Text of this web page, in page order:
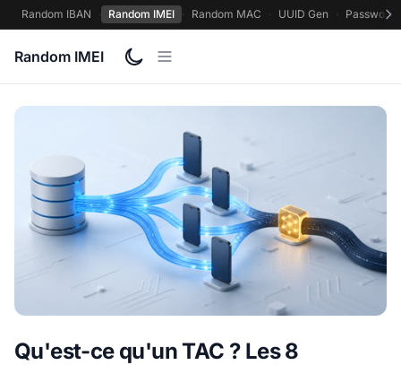
Random IBAN · Random IMEI · Random MAC · UUID Gen · Password
Random IMEI
Qu'est-ce qu'un TAC ? Les 8